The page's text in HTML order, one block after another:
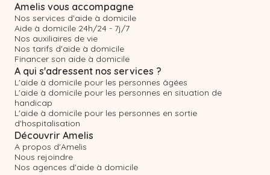
Amelis vous accompagne
Nos services d'aide à domicile
Aide à domicile 24h/24 - 7j/7
Nos auxiliaires de vie
Nos tarifs d'aide à domicile
Financer son aide à domicile
A qui s'adressent nos services ?
L'aide à domicile pour les personnes âgées
L'aide à domicile pour les personnes en situation de
handicap
L'aide à domicile pour les personnes en sortie
d'hospitalisation
Découvrir Amelis
A propos d'Amelis
Nous rejoindre
Nos agences d'aide à domicile